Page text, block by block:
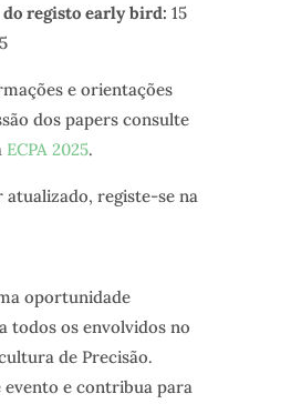
registo early bird: 15
e orientações
dos papers consulte
ECPA 2025.
atualizado, registe-se na
oportunidade
todos os envolvidos no
de Precisão.
evento e contribua para